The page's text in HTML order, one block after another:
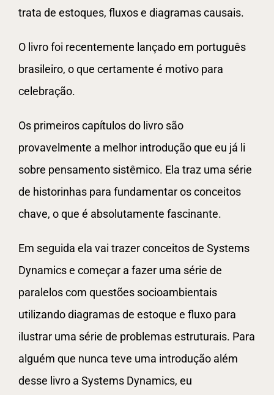
trata de estoques, fluxos e diagramas causais.
O livro foi recentemente lançado em português
brasileiro, o que certamente é motivo para
celebração.
Os primeiros capítulos do livro são
provavelmente a melhor introdução que eu já li
sobre pensamento sistêmico. Ela traz uma série
de historinhas para fundamentar os conceitos
chave, o que é absolutamente fascinante.
Em seguida ela vai trazer conceitos de Systems
Dynamics e começar a fazer uma série de
paralelos com questões socioambientais
utilizando diagramas de estoque e fluxo para
ilustrar uma série de problemas estruturais. Para
alguém que nunca teve uma introdução além
desse livro a Systems Dynamics, eu